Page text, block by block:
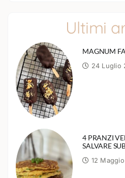
Ultimi
MAGNUM
24 Luglio
4 PRANZI
SALVARE
12